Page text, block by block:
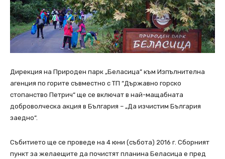
Дирекция на Природен парк „Беласица” към Изпълнителна
агенция по горите съвместно с ТП “Държавно горско
стопанство Петрич“ ще се включат в най-мащабната
доброволческа акция в България – „Да изчистим България
заедно“.
Събитието ще се проведе на 4 юни (събота) 2016 г. Сборният
пункт за желаещите да почистят планина Беласица е пред